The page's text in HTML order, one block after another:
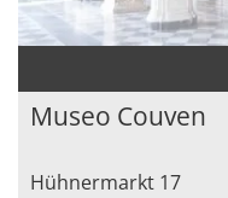
Museo Couven
Hühnermarkt 17